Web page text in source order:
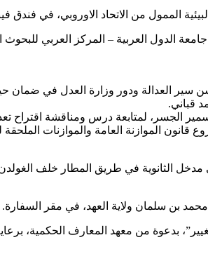
من جامعة الدول العربية – المركز العربي
على مدخل الثانوية في طريق المطار خلف
والتغيير”، بدعوة من معهد المعارف